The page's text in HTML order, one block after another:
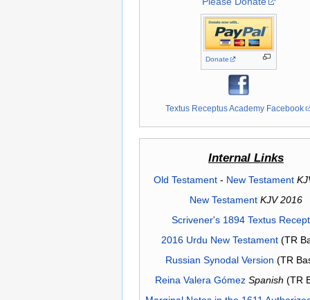
Donate
Textus Receptus Academy Facebook
Internal Links
Old Testament- New Testament
New Testament KJV 2016
Scrivener's 1894 Textus
2016 Urdu New Testament(TR
Russian Synodal Version (TR
Reina Valera Gómez Spanish (TR